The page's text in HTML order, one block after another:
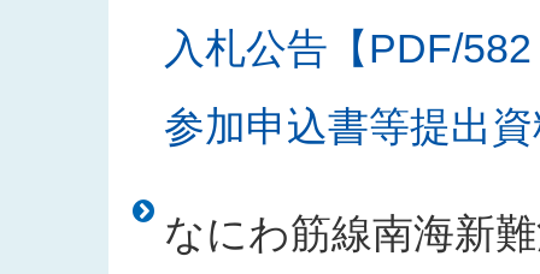
入札公告【PDF/
参加申込書等提出
なにわ筋線南海新